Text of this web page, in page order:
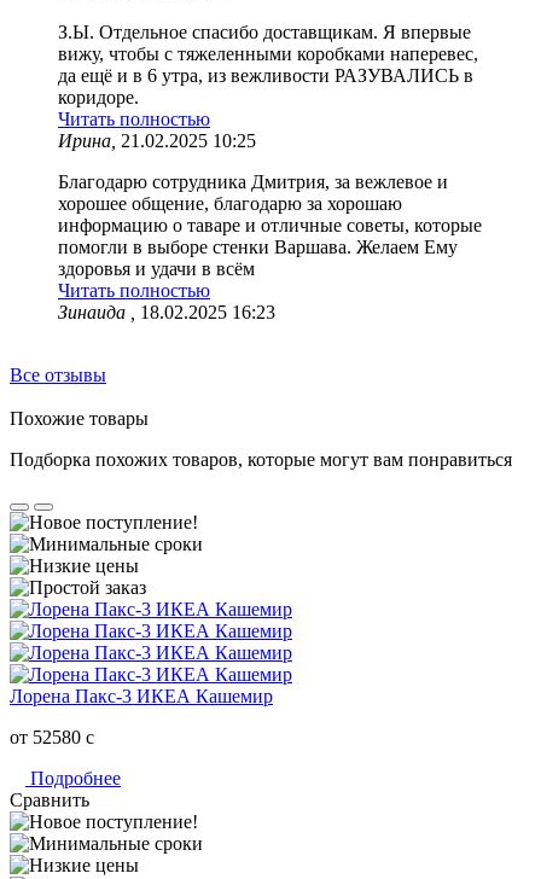
З.Ы. Отдельное спасибо доставщикам. Я впервые
вижу, чтобы с тяжеленными коробками наперевес,
да ещё и в 6 утра, из вежливости РАЗУВАЛИСЬ в
коридоре.
Читать полностью
Ирина, 21.02.2025 10:25
Благодарю сотрудника Дмитрия, за вежлевое и
хорошее общение, благодарю за хорошаю
информацию о таваре и отличные советы, которые
помогли в выборе стенки Варшава. Желаем Ему
здоровья и удачи в всём
Читать полностью
Зинаида ,
18.02.2025 16:23
Все отзывы
Похожие товары
Подборка похожих товаров, которые могут вам понравиться
Лорена Пакс-3 ИКЕА Кашемир
от 52580 c
Подробнее
Сравнить